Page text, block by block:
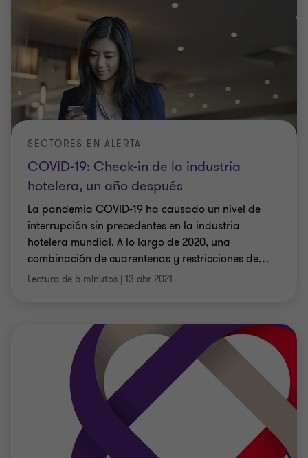
COVID-19: Check-in de la industria
hotelera, un año después
SECTORES EN ALERTA
La pandemia COVID-19 ha causado un nivel de
interrupción sin precedentes en la industria
hotelera mundial. A lo largo de 2020, una
combinación de cuarentenas y restricciones de…
Lectura de 5 minutos | 13 abr 2021